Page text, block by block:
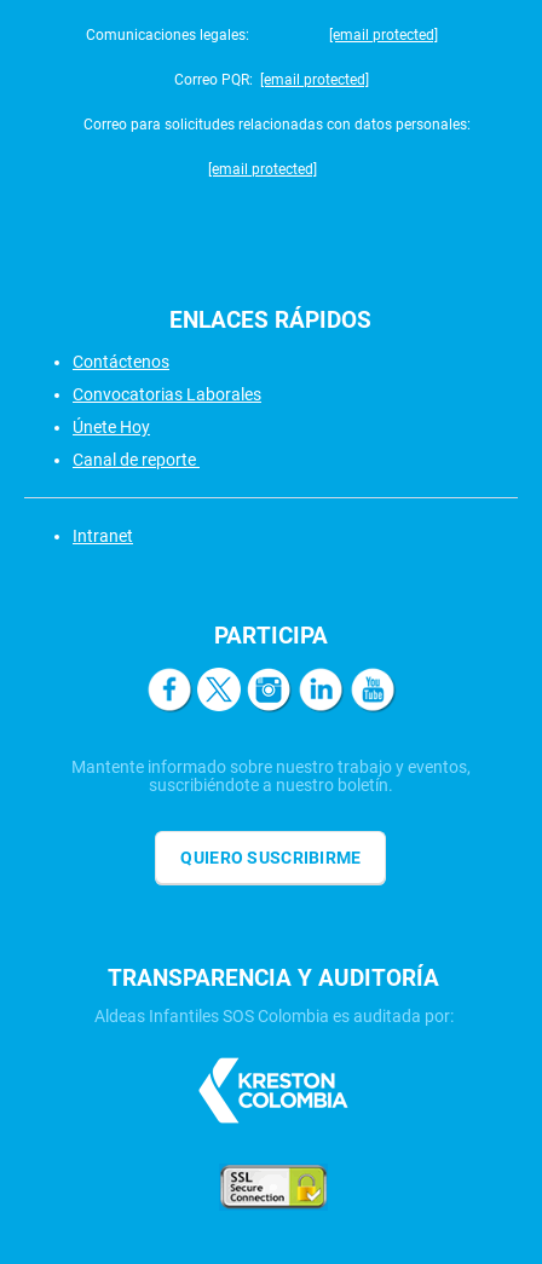
Comunicaciones legales: [email protected]
Correo PQR: [email protected]
Correo para solicitudes relacionadas con datos personales:
[email protected]
ENLACES RÁPIDOS
Contáctenos
Convocatorias Laborales
Únete Hoy
Canal de reporte
Intranet
PARTICIPA
Mantente informado sobre nuestro trabajo y eventos,
suscribiéndote a nuestro boletín.
QUIERO SUSCRIBIRME
TRANSPARENCIA Y AUDITORÍA
Aldeas Infantiles SOS Colombia es auditada por: